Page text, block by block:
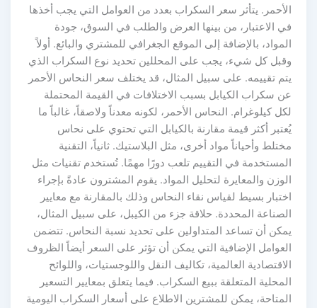
الأحمر. يتأثر سعر السكراب بعدد من العوامل التي يجب أخذها
في الاعتبار، من بينها العرض والطلب في السوق، جودة
المواد، بالإضافة إلى الموقع الجغرافي للمشتري والبائع. أولاً
وقبل كل شيء، يجب على المحللين تحديد نوع السكراب الذي
يتم تقييمه. على سبيل المثال، قد يختلف سعر النحاس الأحمر
عن سكراب الكيابل بسبب الاختلافات في القيمة المحتملة
لكل كيلوغرام. النحاس الأحمر، لكونه معدناً ولاصقاً، غالباً ما
يُعتبر أكثر قيمة مقارنة بالكيابل التي تحتوي على نحاس
مختلط وأحياناً مواد أخرى، مثل البلاستيك. ثانياً، التقنية
المستخدمة في التقييم تلعب دورًا مهمًا. تُستخدم تقنيات مثل
الوزن والمعايرة لتحليل المواد. يقوم المشترون عادةً بإجراء
اختبار بسيط لقياس نقاء النحاس وذلك بالمقارنة مع معايير
الصناعة المحددة. حلاقة جزء من الكيبل، على سبيل المثال،
يمكن أن تساعد المتداولين على تحديد نسبة النحاس. تتضمن
العوامل الإضافية التي يمكن أن تؤثر على السعر أيضاً الظروف
الاقتصادية العالمية، تكاليف النقل واللوجستيات، واللوائح
المحلية المتعلقة ببيع السكراب. فيما يتعلق بمعايير التسعير
المتاحة، يمكن للمشترين الاطلاع على أسعار السكراب اليومية